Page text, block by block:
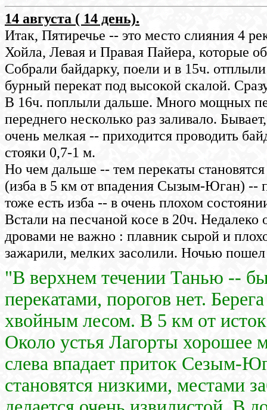
14 августа ( 14 день).
Итак, Пятиречье -- это место слияния 4
Хойла, Левая и Правая Пайера, которые
Собрали байдарку, поели и в 15ч.
бурный перекат под высокой скалой.
В 16ч. поплыли дальше. Много мощных
переднего несколько раз заливало.
очень мелкая -- приходится проводить
стояки 0,7-1 м.
Но чем дальше -- тем перекаты
(изба в 5 км от впадения Сызым-Юган) --
тоже есть изба -- в очень плохом
Встали на песчаной косе в 20ч.
дровами не важно : плавник сырой и
зажарили, мелких засолили. Ночью
"В верхнем течении Танью --
перекатами, порогов нет.
хвойным лесом. В 5 км от
Около устья Лагорты хорошее
слева впадает приток Сезым-
становятся низкими, местами